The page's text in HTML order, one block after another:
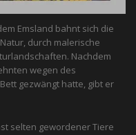
Emsland bahnt sich die
durch malerische
Nachdem
wegen des
gezwängt hatte, gibt er
selten gewordener Tiere